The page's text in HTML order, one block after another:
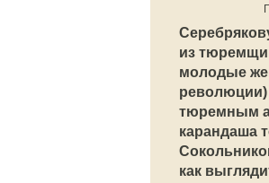
из
молодые
революции)
тюремным
карандаша
как